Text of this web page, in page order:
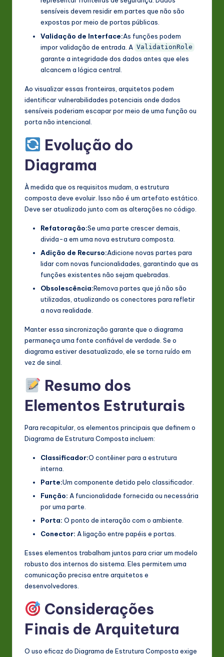
sensíveis devem residir em partes que não são
expostas por meio de portas públicas.
Validação de Interface:As funções podem
impor validação de entrada. A ValidationRole
garante a integridade dos dados antes que eles
alcancem a lógica central.
Ao visualizar essas fronteiras, arquitetos podem
identificar vulnerabilidades potenciais onde dados
sensíveis poderiam escapar por meio de uma função ou
porta não intencional.
Evolução do
Diagrama
À medida que os requisitos mudam, a estrutura
composta deve evoluir. Isso não é um artefato estático.
Deve ser atualizado junto com as alterações no código.
Refatoração:Se uma parte crescer demais,
divida-a em uma nova estrutura composta.
Adição de Recurso:Adicione novas partes para
lidar com novas funcionalidades, garantindo que as
funções existentes não sejam quebradas.
Obsolescência:Remova partes que já não são
utilizadas, atualizando os conectores para refletir
a nova realidade.
Manter essa sincronização garante que o diagrama
permaneça uma fonte confiável de verdade. Se o
diagrama estiver desatualizado, ele se torna ruído em
vez de sinal.
Resumo dos
Elementos Estruturais
Para recapitular, os elementos principais que definem o
Diagrama de Estrutura Composta incluem:
Classificador:O contêiner para a estrutura
interna.
Parte:Um componente detido pelo classificador.
Função: A funcionalidade fornecida ou necessária
por uma parte.
Porta: O ponto de interação com o ambiente.
Conector: A ligação entre papéis e portas.
Esses elementos trabalham juntos para criar um modelo
robusto dos internos do sistema. Eles permitem uma
comunicação precisa entre arquitetos e
desenvolvedores.
Considerações
Finais de Arquitetura
O uso eficaz do Diagrama de Estrutura Composta exige